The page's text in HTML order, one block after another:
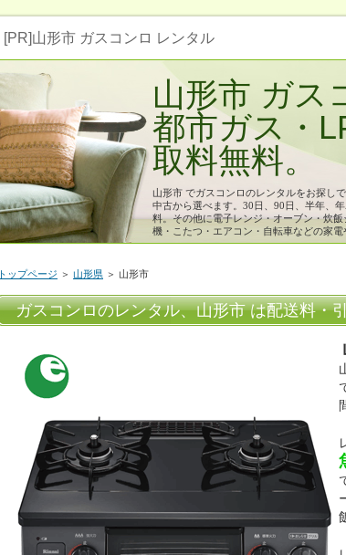
[PR]山形市 ガスコンロ レンタル
山形市 ガス
都市ガス・
取料無料。
山形市 でガスコンロのレンタルをお探し
中古から選べます。30日、90日、半年、
料。その他に電子レンジ・オーブン・炊
機・こたつ・エアコン・自転車などの家電
トップページ ＞ 山形県 ＞ 山形市
ガスコンロのレンタル、山形市 は配送料・